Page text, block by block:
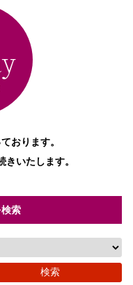
おります。
いたします。
索